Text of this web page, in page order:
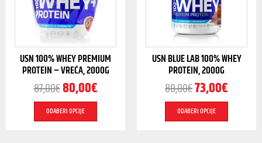
USN 100% WHEY PREMIUM
PROTEIN – VREĆA, 2000G
87,00€80,00€
ODABERI OPCIJE
USN BLUE LAB 100% WHEY
PROTEIN, 2000G
80,00€73,00€
ODABERI OPCIJE